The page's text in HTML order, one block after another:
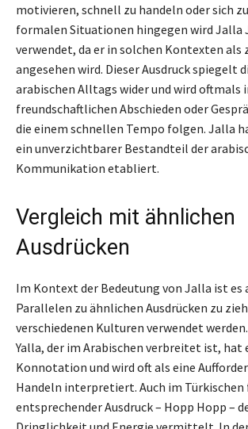
motivieren, schnell zu handeln oder sich
formalen Situationen hingegen wird Jalla
verwendet, da er in solchen Kontexten
angesehen wird. Dieser Ausdruck spiegelt
arabischen Alltags wider und wird oftmals
freundschaftlichen Abschieden oder
die einem schnellen Tempo folgen. Jalla
ein unverzichtbarer Bestandteil der
Kommunikation etabliert.
Vergleich mit ähnlichen
Ausdrücken
Im Kontext der Bedeutung von Jalla ist es
Parallelen zu ähnlichen Ausdrücken zu
verschiedenen Kulturen verwendet
Yalla, der im Arabischen verbreitet ist, hat
Konnotation und wird oft als eine
Handeln interpretiert. Auch im Türkischen
entsprechender Ausdruck – Hopp Hopp –